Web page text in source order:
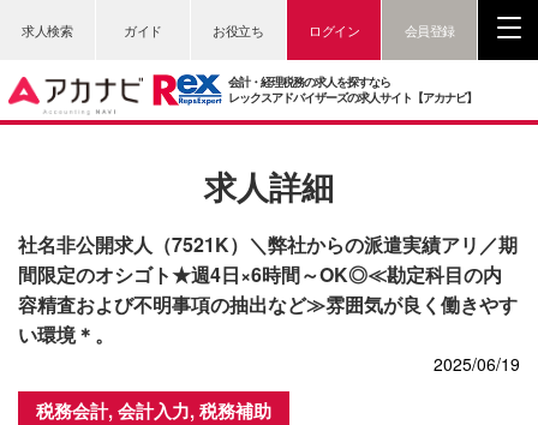
求人検索 ガイド お役立ち ログイン 会員登録
会計・経理税務の求人を探すなら
レックスアドバイザーズの求人サイト【アカナビ】
求人詳細
社名非公開求人（7521K）＼弊社からの派遣実績アリ／期
間限定のオシゴト★週4日×6時間～OK◎≪勘定科目の内
容精査および不明事項の抽出など≫雰囲気が良く働きやす
い環境＊。
2025/06/19
税務会計, 会計入力, 税務補助